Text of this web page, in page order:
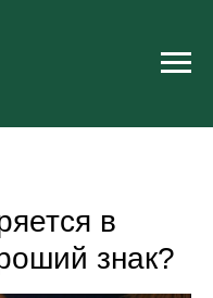
в
знак?